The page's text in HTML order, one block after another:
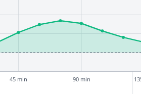
45 min 90 min